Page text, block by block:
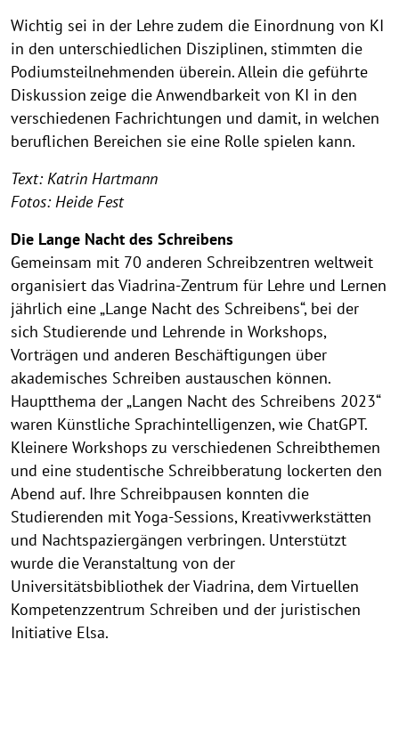
Wichtig sei in der Lehre zudem die Einordnung von KI
in den unterschiedlichen Disziplinen, stimmten die
Podiumsteilnehmenden überein. Allein die geführte
Diskussion zeige die Anwendbarkeit von KI in den
verschiedenen Fachrichtungen und damit, in welchen
beruflichen Bereichen sie eine Rolle spielen kann.
Text: Katrin Hartmann
Fotos: Heide Fest
Die Lange Nacht des Schreibens
Gemeinsam mit 70 anderen Schreibzentren weltweit
organisiert das Viadrina-Zentrum für Lehre und Lernen
jährlich eine „Lange Nacht des Schreibens“, bei der
sich Studierende und Lehrende in Workshops,
Vorträgen und anderen Beschäftigungen über
akademisches Schreiben austauschen können.
Hauptthema der „Langen Nacht des Schreibens 2023“
waren Künstliche Sprachintelligenzen, wie ChatGPT.
Kleinere Workshops zu verschiedenen Schreibthemen
und eine studentische Schreibberatung lockerten den
Abend auf. Ihre Schreibpausen konnten die
Studierenden mit Yoga-Sessions, Kreativwerkstätten
und Nachtspaziergängen verbringen. Unterstützt
wurde die Veranstaltung von der
Universitätsbibliothek der Viadrina, dem Virtuellen
Kompetenzzentrum Schreiben und der juristischen
Initiative Elsa.